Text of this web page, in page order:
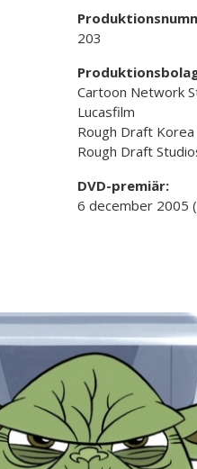
203
Cartoon Network
Lucasfilm
Rough Draft Korea
Rough Draft
DVD-premiär:
6 december 2005